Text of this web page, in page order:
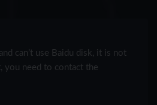
can’t use Baidu disk, it is not
you need to contact the